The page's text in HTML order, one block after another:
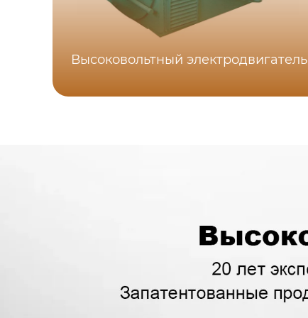
Высоковольтный электродвигатель